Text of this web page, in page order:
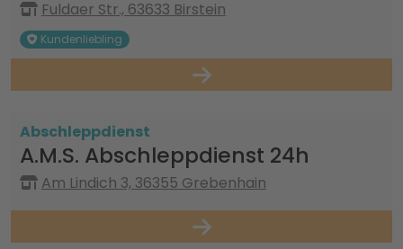
Fuldaer Str., 63633 Birstein
Kundenliebling
Abschleppdienst
A.M.S. Abschleppdienst 24h
Am Lindich 3, 36355 Grebenhain